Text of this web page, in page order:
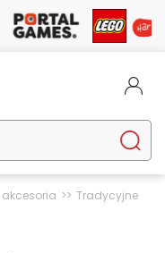
akcesoria Tradycyjne